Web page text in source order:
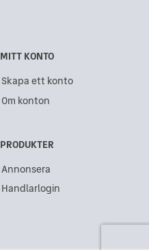
MITT KONTO
Skapa ett konto
Om konton
PRODUKTER
Annonsera
Handlarlogin